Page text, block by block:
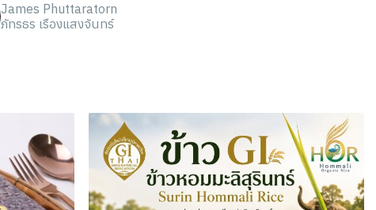
James Phuttaratorn
ภัทรธร เรืองแสงจันทร์